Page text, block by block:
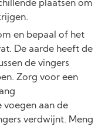
plaatsen om
en bepaal of het
De aarde heeft de
de vingers
Zorg voor een
aan de
verdwijnt. Meng